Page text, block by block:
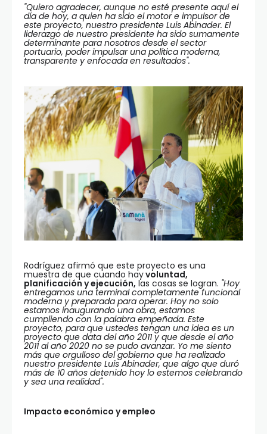
"Quiero agradecer, aunque no esté presente aquí el
día de hoy, a quien ha sido el motor e impulsor de
este proyecto, nuestro presidente Luis Abinader. El
liderazgo de nuestro presidente ha sido sumamente
determinante para nosotros desde el sector
portuario, poder impulsar una política moderna,
transparente y enfocada en resultados".
Rodríguez afirmó que este proyecto es una
muestra de que cuando hayvoluntad,
planificación y ejecución, las cosas se logran. "Hoy
entregamos una terminal completamente funcional
moderna y preparada para operar. Hoy no solo
estamos inaugurando una obra, estamos
cumpliendo con la palabra empeñada. Este
proyecto, para que ustedes tengan una idea es un
proyecto que data del año 2011 y que desde el año
2011 al año 2020 no se pudo avanzar. Yo me siento
más que orgulloso del gobierno que ha realizado
nuestro presidente Luis Abinader, que algo que duró
más de 10 años detenido hoy lo estemos celebrando
y sea una realidad".
Impacto económico y empleo